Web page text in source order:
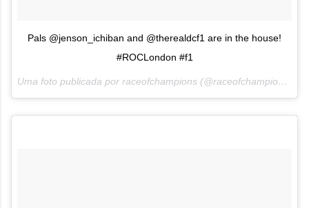
Pals @jenson_ichiban and @therealdcf1 are in the house!
#ROCLondon #f1
Uma foto publicada por raceofchampions (@raceofchampions) em